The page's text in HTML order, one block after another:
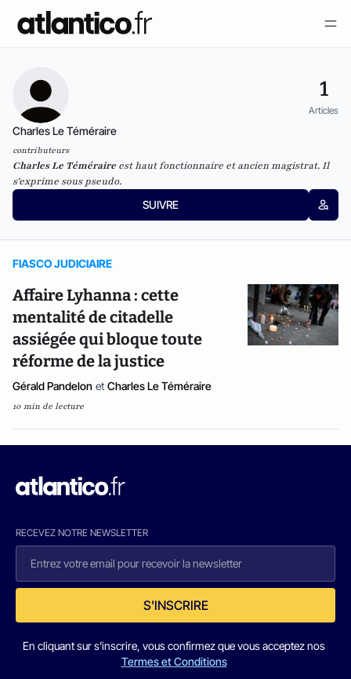
1
Articles
Charles Le Téméraire
contributeurs
Charles Le Téméraire est haut fonctionnaire et ancien magistrat. Il
s'exprime sous pseudo.
SUIVRE
FIASCO JUDICIAIRE
Affaire Lyhanna : cette
mentalité de citadelle
assiégée qui bloque toute
réforme de la justice
Gérald Pandelon et Charles Le Téméraire
10 min de lecture
RECEVEZ NOTRE NEWSLETTER
S'INSCRIRE
En cliquant sur s'inscrire, vous confirmez que vous acceptez nos
Termes et Conditions